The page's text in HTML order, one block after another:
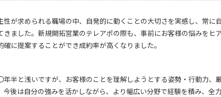
性が求められる職場の中、自発的に動くことの大切さを実感し、常に
きました。新規開拓営業のテレアポの際も、事前にお客様の悩みをヒ
確に提案することができ成約率が高くなりました。
年半と浅いですが、お客様のことを理解しようとする姿勢・行動力、
今後は自分の強みを活かしながら、より幅広い分野で経験を積み、全